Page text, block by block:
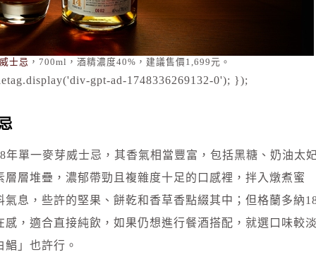
士忌 ，700ml，酒精濃度40%，建議售價1,699元。
gpt-ad-1748336269132-0'); });
單一麥芽威士忌，其香氣相當豐富，包括黑糖、奶油太
層堆疊，濃郁帶勁且複雜度十足的口感裡，拌入燉煮蜜
息，些許的堅果、餅乾和香草香點綴其中；但格蘭多納
，適合直接純飲，如果仍想進行餐酒搭配，就選口味較
」也許行。